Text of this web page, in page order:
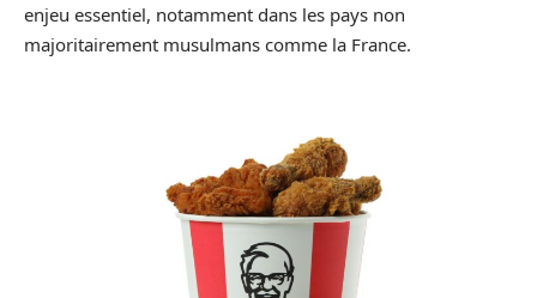
enjeu essentiel, notamment dans les pays non
majoritairement musulmans comme la France.